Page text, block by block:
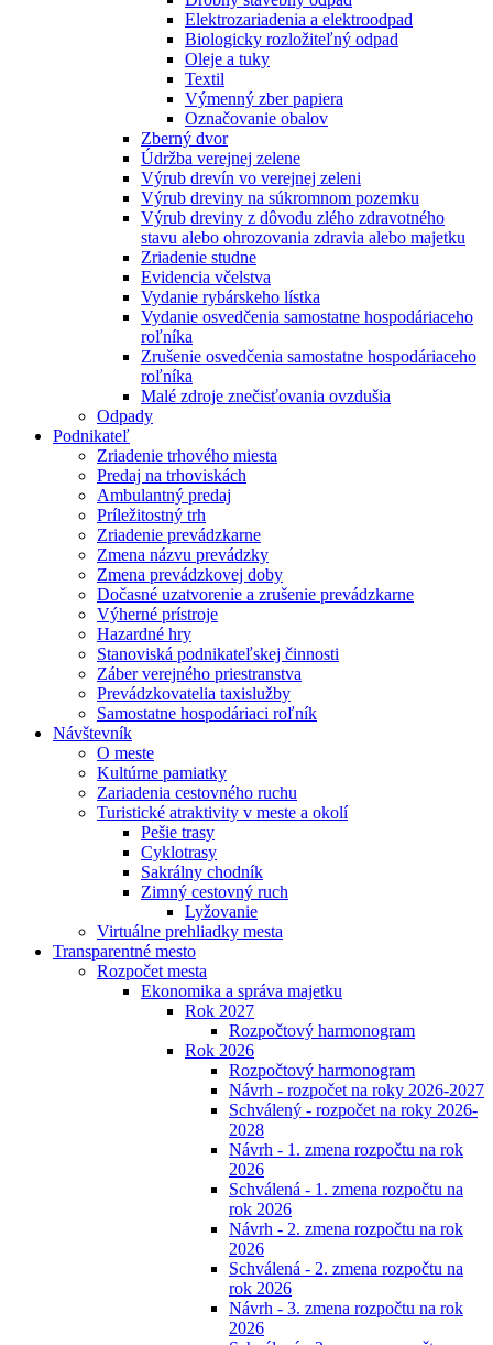
Elektrozariadenia a elektroodpad
Biologicky rozložiteľný odpad
Oleje a tuky
Textil
Výmenný zber papiera
Označovanie obalov
Zberný dvor
Údržba verejnej zelene
Výrub drevín vo verejnej zeleni
Výrub dreviny na súkromnom pozemku
Výrub dreviny z dôvodu zlého zdravotného
stavu alebo ohrozovania zdravia alebo majetku
Zriadenie studne
Evidencia včelstva
Vydanie rybárskeho lístka
Vydanie osvedčenia samostatne hospodáriaceho
roľníka
Zrušenie osvedčenia samostatne hospodáriaceho
roľníka
Malé zdroje znečisťovania ovzdušia
Odpady
Podnikateľ
Zriadenie trhového miesta
Predaj na trhoviskách
Ambulantný predaj
Príležitostný trh
Zriadenie prevádzkarne
Zmena názvu prevádzky
Zmena prevádzkovej doby
Dočasné uzatvorenie a zrušenie prevádzkarne
Výherné prístroje
Hazardné hry
Stanoviská podnikateľskej činnosti
Záber verejného priestranstva
Prevádzkovatelia taxislužby
Samostatne hospodáriaci roľník
Návštevník
O meste
Kultúrne pamiatky
Zariadenia cestovného ruchu
Turistické atraktivity v meste a okolí
Pešie trasy
Cyklotrasy
Sakrálny chodník
Zimný cestovný ruch
Lyžovanie
Virtuálne prehliadky mesta
Transparentné mesto
Rozpočet mesta
Ekonomika a správa majetku
Rok 2027
Rozpočtový harmonogram
Rok 2026
Rozpočtový harmonogram
Návrh - rozpočet na roky 2026-2027
Schválený - rozpočet na roky 2026-
2028
Návrh - 1. zmena rozpočtu na rok
2026
Schválená - 1. zmena rozpočtu na
rok 2026
Návrh - 2. zmena rozpočtu na rok
2026
Schválená - 2. zmena rozpočtu na
rok 2026
Návrh - 3. zmena rozpočtu na rok
2026